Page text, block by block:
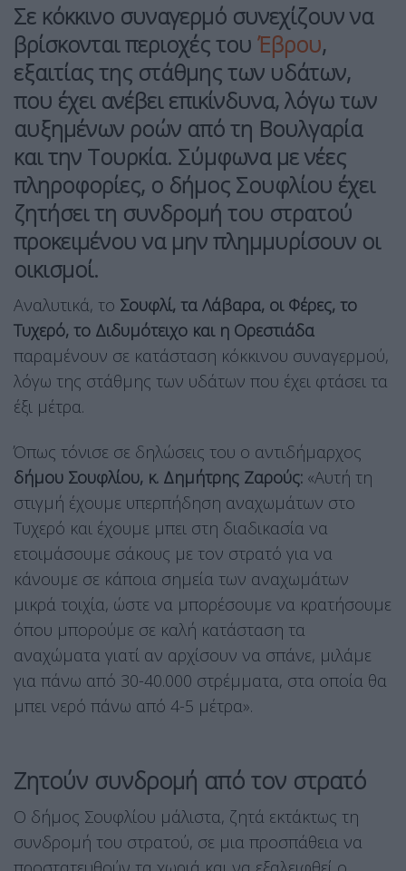
Σε κόκκινο συναγερμό συνεχίζουν να
βρίσκονται περιοχές του Έβρου,
εξαιτίας της στάθμης των υδάτων,
που έχει ανέβει επικίνδυνα, λόγω των
αυξημένων ροών από τη Βουλγαρία
και την Τουρκία. Σύμφωνα με νέες
πληροφορίες, ο δήμος Σουφλίου έχει
ζητήσει τη συνδρομή του στρατού
προκειμένου να μην πλημμυρίσουν οι
οικισμοί.
Αναλυτικά, το Σουφλί, τα Λάβαρα, οι Φέρες, το
Τυχερό, το Διδυμότειχο και η Ορεστιάδα
παραμένουν σε κατάσταση κόκκινου συναγερμού,
λόγω της στάθμης των υδάτων που έχει φτάσει τα
έξι μέτρα.
Όπως τόνισε σε δηλώσεις του ο αντιδήμαρχος
δήμου Σουφλίου, κ. Δημήτρης Ζαρούς: «Αυτή τη
στιγμή έχουμε υπερπήδηση αναχωμάτων στο
Τυχερό και έχουμε μπει στη διαδικασία να
ετοιμάσουμε σάκους με τον στρατό για να
κάνουμε σε κάποια σημεία των αναχωμάτων
μικρά τοιχία, ώστε να μπορέσουμε να κρατήσουμε
όπου μπορούμε σε καλή κατάσταση τα
αναχώματα γιατί αν αρχίσουν να σπάνε, μιλάμε
για πάνω από 30-40.000 στρέμματα, στα οποία θα
μπει νερό πάνω από 4-5 μέτρα».
Ζητούν συνδρομή από τον στρατό
Ο δήμος Σουφλίου μάλιστα, ζητά εκτάκτως τη
συνδρομή του στρατού, σε μια προσπάθεια να